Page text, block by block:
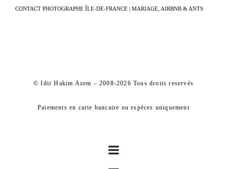
CONTACT PHOTOGRAPHE ÎLE-DE-FRANCE | MARIAGE, AIRBNB & ANTS
© Idir Hakim Azem – 2008-2026 Tous droits reservés
Paiements en carte bancaire ou espèces uniquement